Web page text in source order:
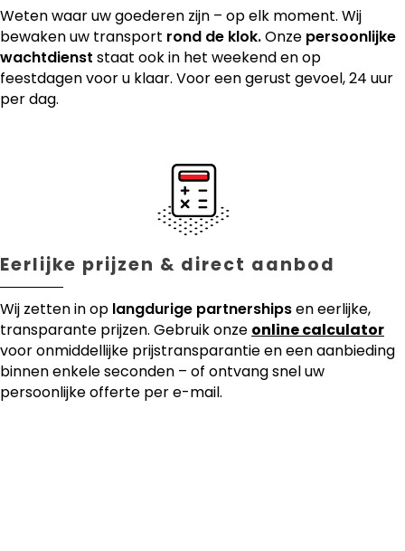
Weten waar uw goederen zijn – op elk moment. Wij
bewaken uw transport rond de klok.Onze persoonlijke
wachtdienst staat ook in het weekend en op
feestdagen voor u klaar. Voor een gerust gevoel, 24 uur
per dag.
Eerlijke prijzen & direct aanbod
Wij zetten in op langdurige partnershipsen eerlijke,
transparante prijzen. Gebruik onze online calculator
voor onmiddellijke prijstransparantie en een aanbieding
binnen enkele seconden – of ontvang snel uw
persoonlijke offerte per e-mail.